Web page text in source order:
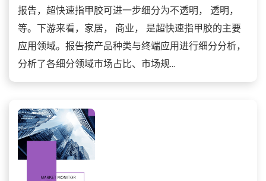
报告，超快速指甲胶可进一步细分为不透明， 透明，
等。下游来看，家居， 商业， 是超快速指甲胶的主要
应用领域。报告按产品种类与终端应用进行细分分析，
分析了各细分领域市场占比、市场规...